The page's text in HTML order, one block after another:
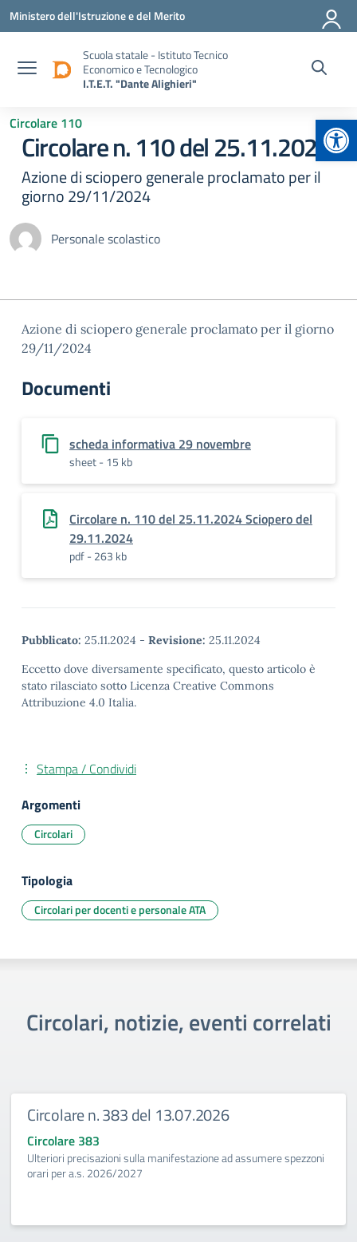
Vai ai contenuti
Vai al menu di navigazione
Vai al footer
Ministero dell'Istruzione e del Merito
Scuola statale - Istituto Tecnico
Economico e Tecnologico
I.T.E.T. "Dante Alighieri"
Circolare 110
Circolare n. 110 del 25.11.2024
Azione di sciopero generale proclamato per il
giorno 29/11/2024
Personale scolastico
Azione di sciopero generale proclamato per il giorno
29/11/2024
Documenti
scheda informativa 29 novembre
sheet - 15 kb
Circolare n. 110 del 25.11.2024 Sciopero del
29.11.2024
pdf - 263 kb
Pubblicato: 25.11.2024 - Revisione: 25.11.2024
Eccetto dove diversamente specificato, questo articolo è
stato rilasciato sotto Licenza Creative Commons
Attribuzione 4.0 Italia.
Stampa / Condividi
Argomenti
Circolari
Tipologia
Circolari per docenti e personale ATA
Circolari, notizie, eventi correlati
Circolare n. 383 del 13.07.2026
Circolare 383
Ulteriori precisazioni sulla manifestazione ad assumere spezzoni
orari per a.s. 2026/2027